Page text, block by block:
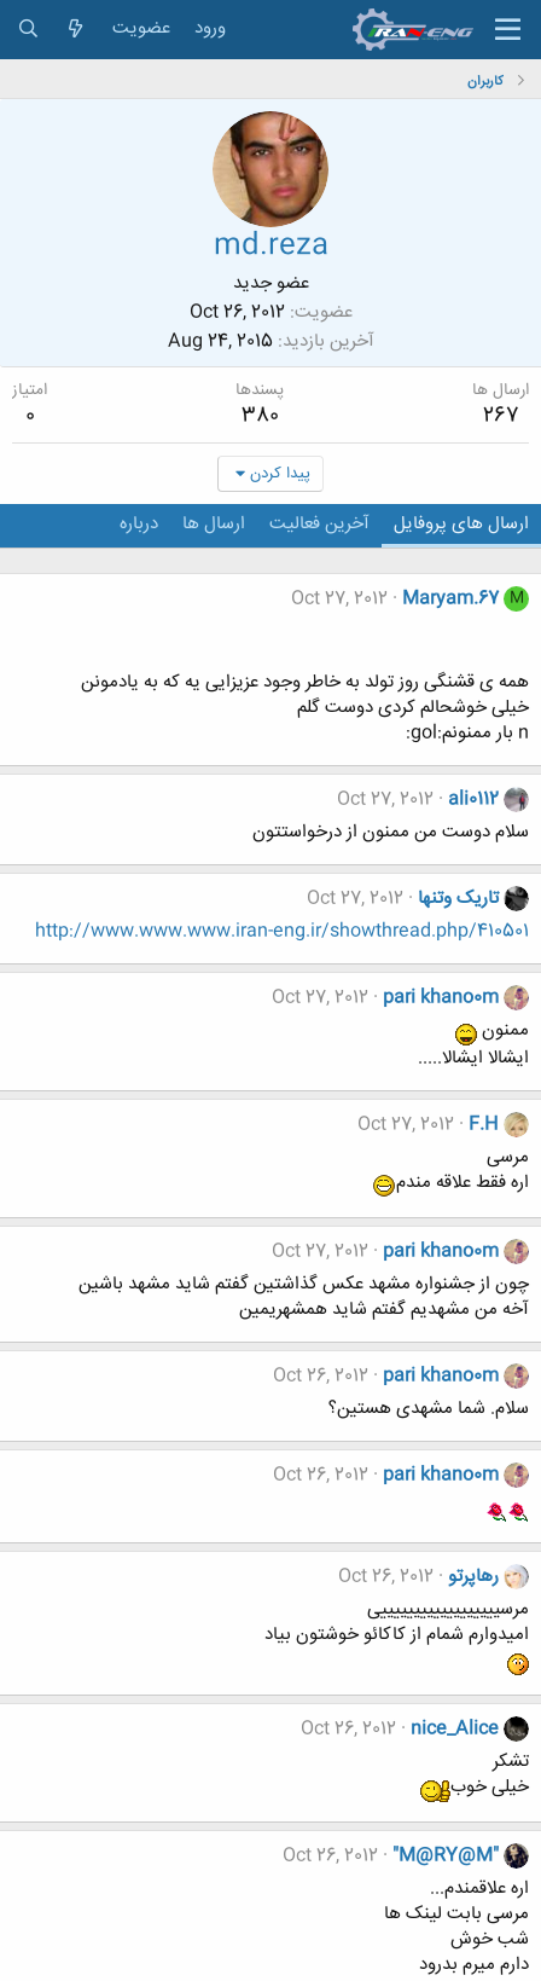
ورود عضویت
کاربران
md.reza
عضو جدید
عضویت Oct 26, 2012
آخرین بازدید Aug 24, 2015
ارسال ها
267
پسندها
380
امتیاز
0
پیدا کردن
ارسال های پروفایل آخرین فعالیت ارسال ها درباره
M
Maryam.67
Oct 27, 2012
همه ی قشنگی روز تولد به خاطر وجود عزیزایی یه که به یادمونن
خیلی خوشحالم کردی دوست گلم
n بار ممنونم:gol:
ali0112
Oct 27, 2012
سلام دوست من ممنون از درخواستتون
تاریک وتنها Oct 27, 2012
http://www.www.www.iran-eng.ir/showthread.php/410501
pari khano0m
Oct 27, 2012
ممنون
ایشالا ایشالا.....
F.H
Oct 27, 2012
مرسی
اره فقط علاقه مندم
pari khano0m
Oct 27, 2012
چون از جشنواره مشهد عکس گذاشتین گفتم شاید مشهد باشین
آخه من مشهدیم گفتم شاید همشهریمین
pari khano0m
Oct 26, 2012
سلام. شما مشهدی هستین؟
pari khano0m
Oct 26, 2012
رهاپرتو Oct 26, 2012
مرسییییییییییییییییییی
امیدوارم شمام از کاکائو خوشتون بیاد
nice_Alice
Oct 26, 2012
تشکر
خیلی خوب
"M@RY@M"
Oct 26, 2012
اره علاقمندم...
مرسی بابت لینک ها
شب خوش
دارم میرم بدرود